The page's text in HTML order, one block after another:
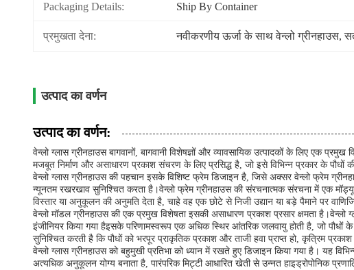
Packaging Details: Ship By Container
प्रमुखता देना: नवीकरणीय ऊर्जा के साथ वेन्लो ग्रीनहाउस,
उत्पाद का वर्णन
उत्पाद का वर्णन:
वेन्लो ग्लास ग्रीनहाउस बागवानों, बागवानी विशेषज्ञों और व्यावसायिक उत्पादकों के लिए एक
मजबूत निर्माण और असाधारण प्रकाश संचरण के लिए प्रसिद्ध है, जो इसे विभिन्न प्रकार के
वेन्लो ग्लास ग्रीनहाउस की पहचान इसके विशिष्ट फ्रेम डिजाइन है, जिसे अक्सर वेन्लो फ्रेम
न्यूनतम रखरखाव सुनिश्चित करता है।वेन्लो फ्रेम ग्रीनहाउस की संरचनात्मक संरचना में एक
विस्तार या अनुकूलन की अनुमति देता है, चाहे वह एक छोटे से निजी उद्यान या बड़े पैमाने पर
वेन्लो मॉडल ग्रीनहाउस की एक प्रमुख विशेषता इसकी असाधारण प्रकाश प्रसार क्षमता
इंजीनियर किया गया हैइसके परिणामस्वरूप एक अधिक स्थिर आंतरिक जलवायु होती है, जो पौधों के
सुनिश्चित करती है कि पौधों को भरपूर प्राकृतिक प्रकाश और ताजी हवा प्राप्त हो, कृत्रिम
वेन्लो ग्लास ग्रीनहाउस को बहुमुखी प्रतिभा को ध्यान में रखते हुए डिजाइन किया गया है। यह
अत्यधिक अनुकूलन योग्य बनाता है, पारंपरिक मिट्टी आधारित खेती से उन्नत हाइड्रोपोनिक